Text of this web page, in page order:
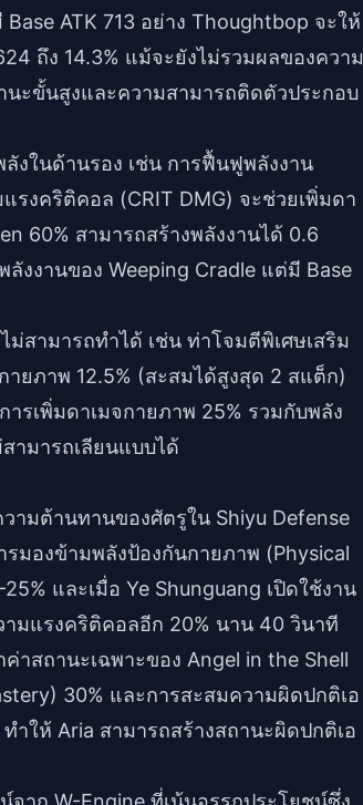
ATK 713 อย่าง Thoughtbop จะให้
ถึง 14.3% แม้จะยังไม่รวมผลของความ
ะขั้นสูงและความสามารถติดตัวประกอบ
งในด้านรอง เช่น การฟื้นฟูพลังงาน
งคริติคอล (CRIT DMG) จะช่วยเพิ่มดา
60% สามารถสร้างพลังงานได้ 0.6
งงานของ Weeping Cradle แต่มี Base
สามารถทำได้ เช่น ท่าโจมตีพิเศษเสริม
ยภาพ 12.5% (สะสมได้สูงสุด 2 สแต็ก)
รเพิ่มดาเมจกายภาพ 25% รวมกับพลัง
ามารถเลียนแบบได้
ามต้านทานของศัตรูใน Shiyu Defense
มองข้ามพลังป้องกันกายภาพ (Physical
และเมื่อ Ye Shunguang เปิดใช้งาน
ามแรงคริติคอลอีก 20% นาน 40 วินาที
าสถานะเฉพาะของ Angel in the Shell
30% และการสะสมความผิดปกติเอ
ำให้ Aria สามารถสร้างสถานะผิดปกติเอ